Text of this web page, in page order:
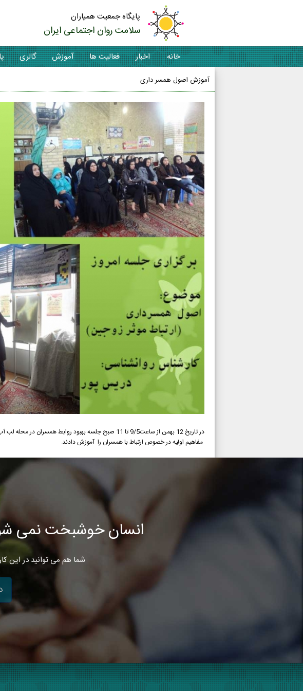
پایگاه جمعیت همیاران
سلامت روان اجتماعی ایران
خانه اخبار فعالیت ها آموزش گالری
آموزش اصول همسر داری
در تاریخ 12 بهمن از ساعت9/5 تا 11 صبح جلسه بهبود
مفاهیم اولیه در خصوص ارتباط با همسران را آموزش دادند.
انسان خوشبخت نمی
شما هم می توانید در این